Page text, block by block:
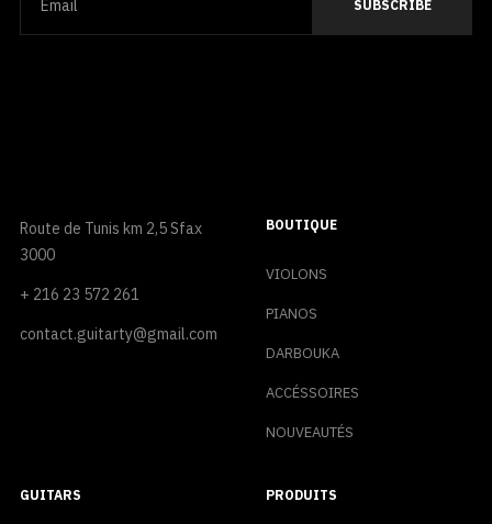
Route de Tunis km 2,5 Sfax
3000
+ 216 23 572 261
contact.guitarty@gmail.com
BOUTIQUE
VIOLONS
PIANOS
DARBOUKA
ACCÉSSOIRES
NOUVEAUTÉS
GUITARS PRODUITS